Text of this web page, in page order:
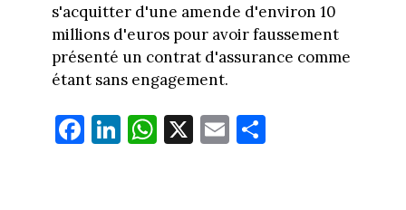
s'acquitter d'une amende d'environ 10
millions d'euros pour avoir faussement
présenté un contrat d'assurance comme
étant sans engagement.
Fa
ce
Li
nk
W
ha
X E
m
Pa